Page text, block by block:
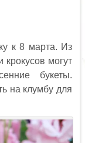
к 8 марта. Из
крокусов могут
букеты.
на клумбу для